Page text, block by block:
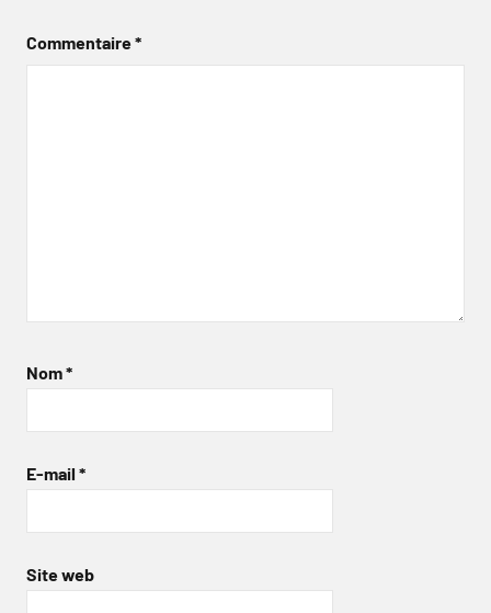
Commentaire*
Nom*
E-mail *
Site web